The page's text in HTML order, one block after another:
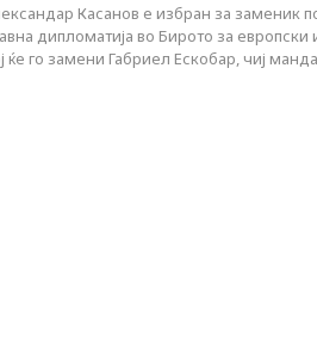
Касанов е избран за заменик
дипломатија во Бирото за
ќе го замени Габриел Ескобар, чиј